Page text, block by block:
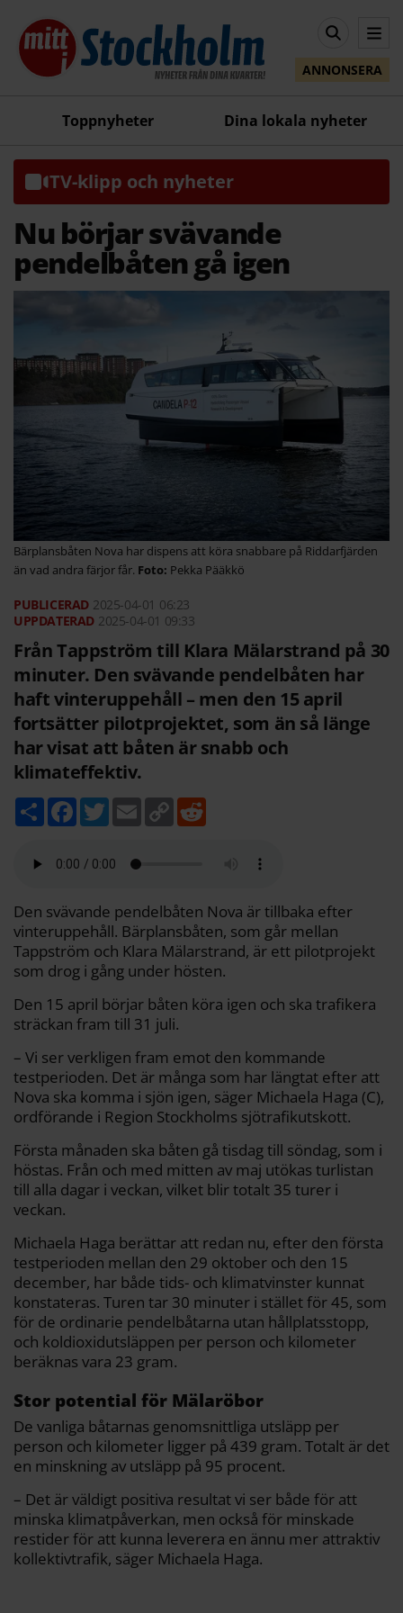
ANNONSERA
Toppnyheter Dina lokala nyheter
TV-klipp och nyheter
Nu börjar svävande
pendelbåten gå igen
Bärplansbåten Nova har dispens att köra snabbare på Riddarfjärden
än vad andra färjor får.
Pekka Pääkkö
2025-04-01 06:23
2025-04-01 09:33
Från Tappström till Klara Mälarstrand på 30
minuter. Den svävande pendelbåten har
haft vinteruppehåll – men den 15 april
fortsätter pilotprojektet, som än så länge
har visat att båten är snabb och
klimateffektiv.
D
e
F
b
k
T
w
t
E
m
C
o
k
Den svävande pendelbåten Nova är tillbaka efter
vinteruppehåll. Bärplansbåten, som går mellan
Tappström och Klara Mälarstrand, är ett pilotprojekt
som drog i gång under hösten.
Den 15 april börjar båten köra igen och ska trafikera
sträckan fram till 31 juli.
– Vi ser verkligen fram emot den kommande
testperioden. Det är många som har längtat efter att
Nova ska komma i sjön igen, säger Michaela Haga (C),
ordförande i Region Stockholms sjötrafikutskott.
Första månaden ska båten gå tisdag till söndag, som i
höstas. Från och med mitten av maj utökas turlistan
till alla dagar i veckan, vilket blir totalt 35 turer i
veckan.
Michaela Haga berättar att redan nu, efter den första
testperioden mellan den 29 oktober och den 15
december, har både tids- och klimatvinster kunnat
konstateras. Turen tar 30 minuter i stället för 45, som
för de ordinarie pendelbåtarna utan hållplatsstopp,
och koldioxidutsläppen per person och kilometer
beräknas vara 23 gram.
Stor potential för Mälaröbor
De vanliga båtarnas genomsnittliga utsläpp per
person och kilometer ligger på 439 gram. Totalt är det
en minskning av utsläpp på 95 procent.
– Det är väldigt positiva resultat vi ser både för att
minska klimatpåverkan, men också för minskade
restider för att kunna leverera en ännu mer attraktiv
kollektivtrafik, säger Michaela Haga.